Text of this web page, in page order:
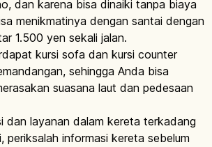
dan karena bisa dinaiki tanpa biaya
menikmatinya dengan santai dengan
1.500 yen sekali jalan.
kursi sofa dan kursi counter
sehingga Anda bisa
suasana laut dan pedesaan
dan layanan dalam kereta terkadang
periksalah informasi kereta sebelum